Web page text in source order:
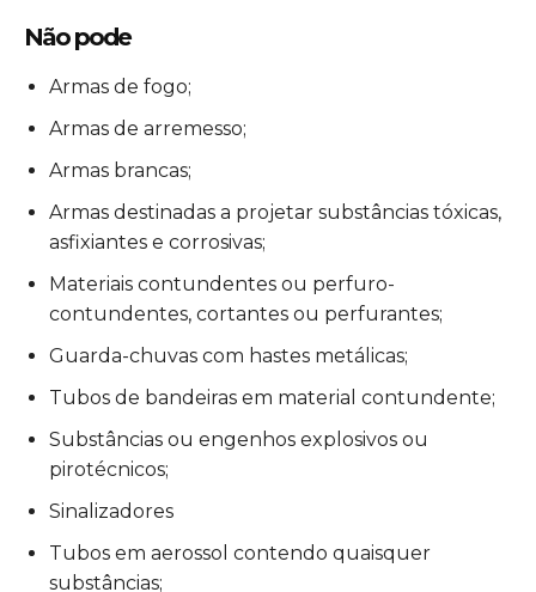
Não pode
Armas de fogo;
Armas de arremesso;
Armas brancas;
Armas destinadas a projetar substâncias tóxicas,
asfixiantes e corrosivas;
Materiais contundentes ou perfuro-
contundentes, cortantes ou perfurantes;
Guarda-chuvas com hastes metálicas;
Tubos de bandeiras em material contundente;
Substâncias ou engenhos explosivos ou
pirotécnicos;
Sinalizadores
Tubos em aerossol contendo quaisquer
substâncias;